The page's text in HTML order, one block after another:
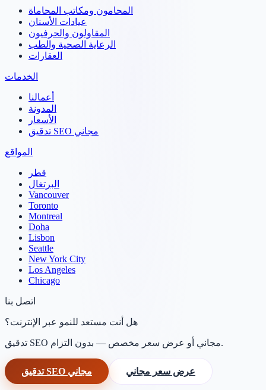
المحامون ومكاتب المحاماة
عيادات الأسنان
المقاولون والحرفيون
الرعاية الصحية والطب
العقارات
الخدمات
أعمالنا
المدونة
الأسعار
تدقيق SEO مجاني
المواقع
قطر
البرتغال
Vancouver
Toronto
Montreal
Doha
Lisbon
Seattle
New York City
Los Angeles
Chicago
اتصل بنا
هل أنت مستعد للنمو عبر الإنترنت؟
تدقيق SEO مجاني أو عرض سعر مخصص — بدون التزام.
تدقيق SEO مجاني عرض سعر مجاني